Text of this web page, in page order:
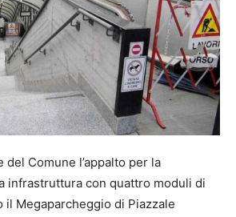
del Comune l’appalto per la
infrastruttura con quattro moduli di
il Megaparcheggio di Piazzale